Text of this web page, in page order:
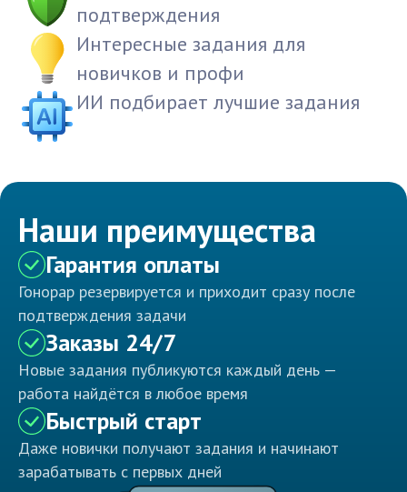
подтверждения
Интересные задания для
новичков и профи
ИИ подбирает лучшие задания
Наши преимущества
Гарантия оплаты
Гонорар резервируется и приходит сразу после
подтверждения задачи
Заказы 24/7
Новые задания публикуются каждый день —
работа найдётся в любое время
Быстрый старт
Даже новички получают задания и начинают
зарабатывать с первых дней